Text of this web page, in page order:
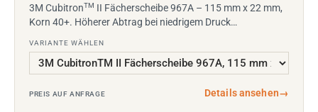
3M CubitronTM II Fächerscheibe 967A – 115 mm x 22 mm,
Korn 40+. Höherer Abtrag bei niedrigem Druck…
VARIANTE WÄHLEN
PREIS AUF ANFRAGE Details ansehen→